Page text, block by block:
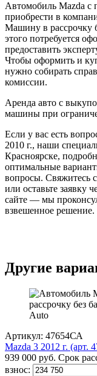
Автомобиль Mazda с
приобрести в
Машину в рассрочку
этого потребуется
предоставить
Чтобы оформить и
нужно собирать
комиссии.
Аренда авто с
машины при
Если у вас есть
2010 г., наши
Красноярске,
оптимальные
вопросы. Свяжитесь
или оставьте заявку
сайте — мы
взвешенное решение.
Другие
Артикул: 47654СА
Mazda 3 2012 г. (арт.
939 000 руб. Срок
взнос: